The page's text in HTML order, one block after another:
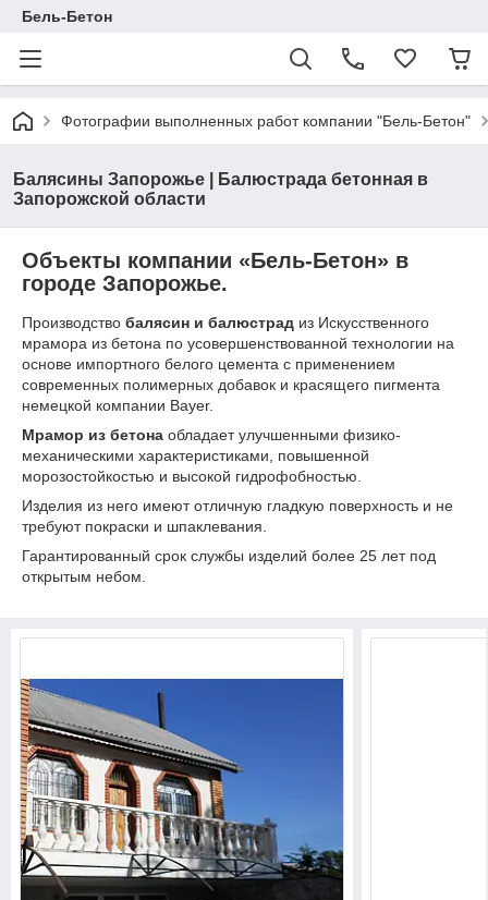
Бель-Бетон
Фотографии выполненных работ компании "Бель-Бетон"
Балясины Запорожье | Балюстрада бетонная в
Запорожской области
Объекты компании «Бель-Бетон» в
городе Запорожье.
Производство балясин и балюстрад из Искусственного
мрамора из бетона по усовершенствованной технологии на
основе импортного белого цемента с применением
современных полимерных добавок и красящего пигмента
немецкой компании Bayer.
Мрамор из бетона обладает улучшенными физико-
механическими характеристиками, повышенной
морозостойкостью и высокой гидрофобностью.
Изделия из него имеют отличную гладкую поверхность и не
требуют покраски и шпаклевания.
Гарантированный срок службы изделий более 25 лет под
открытым небом.